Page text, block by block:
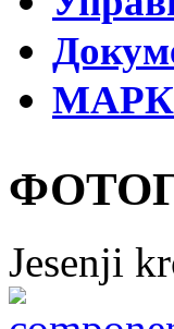
Jesenji